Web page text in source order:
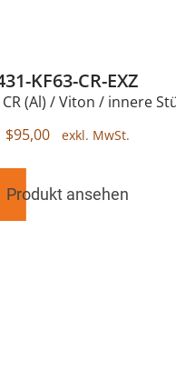
KF63-CR-EXZ
(Al) / Viton / innere
$95,00
Produkt ansehen